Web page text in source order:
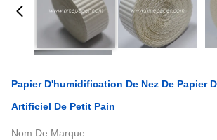
Papier D'humidification De Nez De Papier
Artificiel De Petit Pain
Nom De Marque: